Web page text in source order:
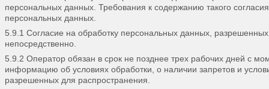
персональных данных. Требования к содержанию такого
персональных данных.
5.9.1 Согласие на обработку персональных данных,
непосредственно.
5.9.2 Оператор обязан в срок не позднее трех рабочих дней с
информацию об условиях обработки, о наличии запретов и
разрешенных для распространения.